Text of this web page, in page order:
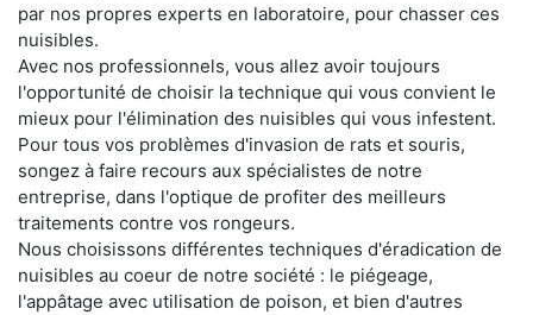
par nos propres experts en laboratoire, pour chasser ces
nuisibles.
Avec nos professionnels, vous allez avoir toujours
l'opportunité de choisir la technique qui vous convient le
mieux pour l'élimination des nuisibles qui vous infestent.
Pour tous vos problèmes d'invasion de rats et souris,
songez à faire recours aux spécialistes de notre
entreprise, dans l'optique de profiter des meilleurs
traitements contre vos rongeurs.
Nous choisissons différentes techniques d'éradication de
nuisibles au coeur de notre société : le piégeage,
l'appâtage avec utilisation de poison, et bien d'autres